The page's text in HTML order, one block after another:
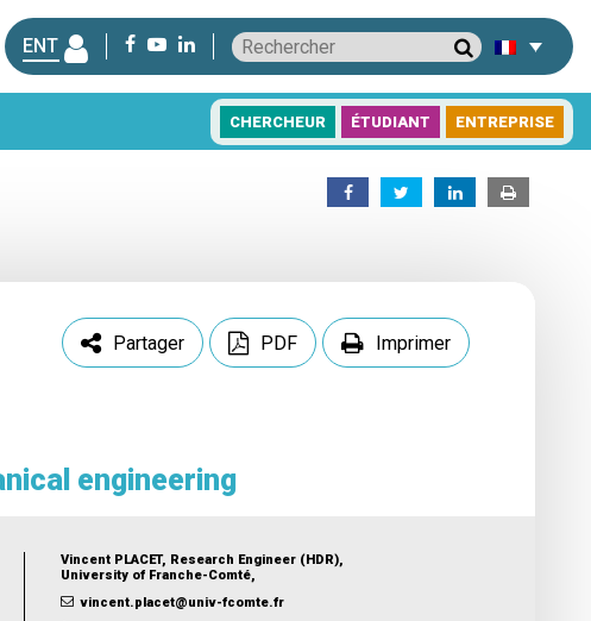
ENT
CHERCHEUR ÉTUDIANT ENTREPRISE
Partager PDF Imprimer
engineering
Vincent PLACET, Research Engineer (HDR),
University of Franche-Comté,
vincent.placet@univ-fcomte.fr